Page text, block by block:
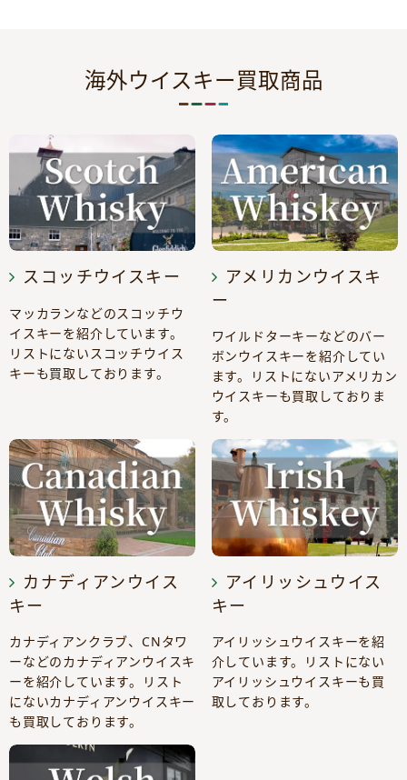
海外ウイスキー買取商品
スコッチウイスキー
マッカランなどのスコッチウ
イスキーを紹介しています。
リストにないスコッチウイス
キーも買取しております。
アメリカンウイスキ
ー
ワイルドターキーなどのバー
ボンウイスキーを紹介してい
ます。リストにないアメリカン
ウイスキーも買取しておりま
す。
カナディアンウイス
キー
カナディアンクラブ、CNタワ
ーなどのカナディアンウイスキ
ーを紹介しています。リスト
にないカナディアンウイスキー
も買取しております。
アイリッシュウイス
キー
アイリッシュウイスキーを紹
介しています。リストにない
アイリッシュウイスキーも買
取しております。